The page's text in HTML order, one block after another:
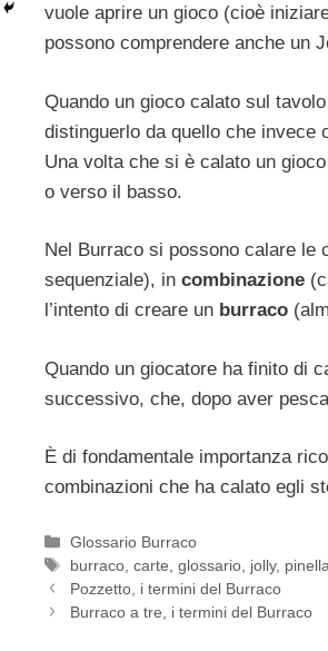
vuole aprire un gioco (cioè
possono comprendere anche un
Quando un gioco calato sul
distinguerlo da quello che invece
Una volta che si è calato un
o verso il basso.
Nel Burraco si possono calare
sequenziale), in combinazione
l’intento di creare un burraco
Quando un giocatore ha finito di
successivo, che, dopo aver
È di fondamentale importanza
combinazioni che ha calato egli
Categorie
Glossario Burraco
Tag
burraco ,carte ,glossario jolly, pinella
Pozzetto, i termini del Burraco
Burraco a tre, i termini del Burraco